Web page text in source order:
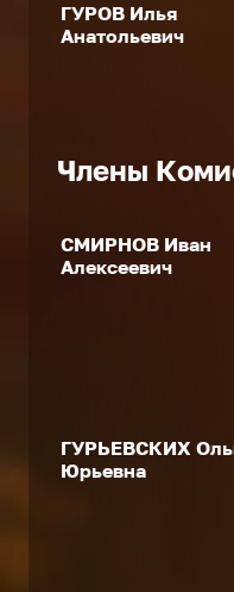
ГУРОВ Илья
Анатольевич
Члены
СМИРНОВ Иван
Алексеевич
ГУРЬЕВСКИХ
Юрьевна